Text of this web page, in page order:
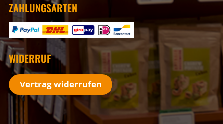
ZAHLUNGSARTEN
WIDERRUF
Vertrag widerrufen